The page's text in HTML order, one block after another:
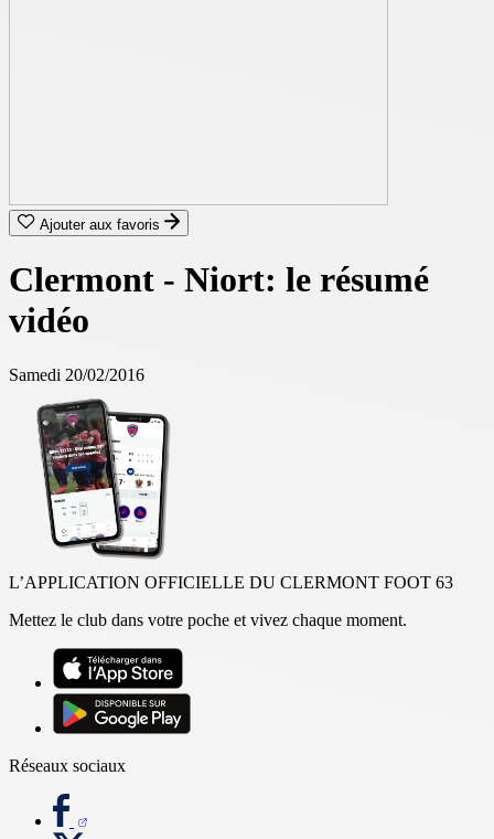
Ajouter aux favoris
Clermont - Niort: le résumé
vidéo
Samedi 20/02/2016
L’APPLICATION OFFICIELLE DU CLERMONT FOOT 63
Mettez le club dans votre poche et vivez chaque moment.
Réseaux sociaux